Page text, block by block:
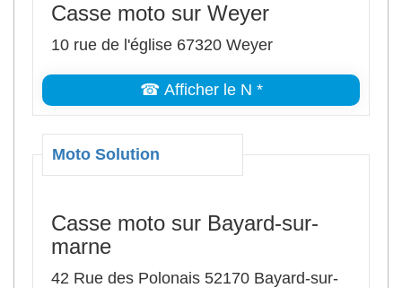
Casse moto sur Weyer
10 rue de l'église 67320 Weyer
☎ Afficher le N *
Moto Solution
Casse moto sur Bayard-sur-
marne
42 Rue des Polonais 52170 Bayard-sur-